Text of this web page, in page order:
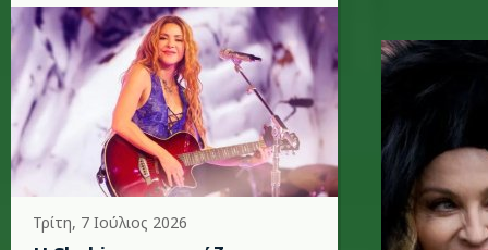
Τρίτη, 7 Ιούλιος 2026